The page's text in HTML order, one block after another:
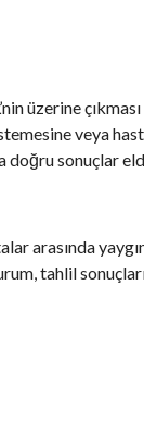
üzerine
veya
doğru sonuçlar
arasında
tahlil